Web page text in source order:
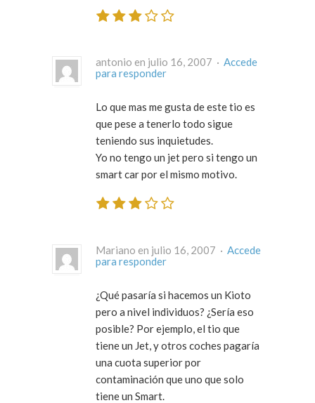
antonio en julio 16, 2007 · Accede
para responder
Lo que mas me gusta de este tio es
que pese a tenerlo todo sigue
teniendo sus inquietudes.
Yo no tengo un jet pero si tengo un
smart car por el mismo motivo.
Mariano en julio 16, 2007 · Accede
para responder
¿Qué pasaría si hacemos un Kioto
pero a nivel individuos? ¿Sería eso
posible? Por ejemplo, el tio que
tiene un Jet, y otros coches pagaría
una cuota superior por
contaminación que uno que solo
tiene un Smart.